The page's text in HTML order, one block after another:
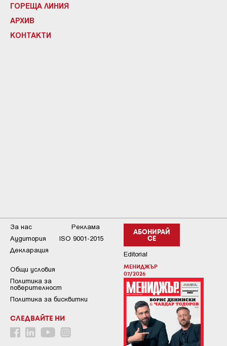
ГОРЕЩА ЛИНИЯ
АРХИВ
КОНТАКТИ
АБОНИРАЙ
СЕ
Editorial
МЕНИДЖЪР
07/2026
За нас
Реклама
Аудитория
ISO 9001-2015
Декларация
Общи условия
Пoлитикa зa
пoвepитeлнocт
Политика за бисквитки
СЛЕДВАЙТЕ НИ